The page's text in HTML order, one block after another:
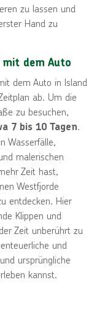
zu lassen und
Hand zu
mit dem Auto
dem Auto in Island
ab. Um die
zu besuchen,
7 bis 10 Tagen.
Wasserfälle,
malerischen
Zeit hast,
Westfjorde
entdecken. Hier
Klippen und
Zeit unberührt zu
und
ursprüngliche
kannst.